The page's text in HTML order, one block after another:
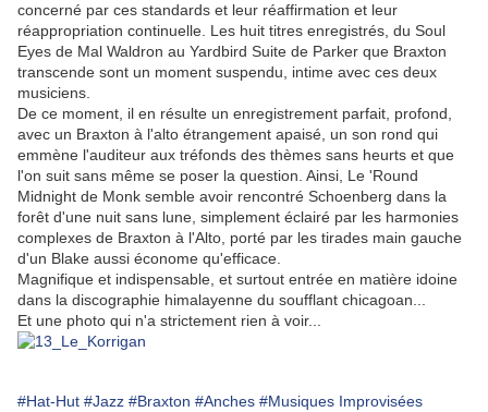
concerné par ces standards et leur réaffirmation et leur
réappropriation continuelle. Les huit titres enregistrés, du Soul
Eyes de Mal Waldron au Yardbird Suite de Parker que Braxton
transcende sont un moment suspendu, intime avec ces deux
musiciens.
De ce moment, il en résulte un enregistrement parfait, profond,
avec un Braxton à l'alto étrangement apaisé, un son rond qui
emmène l'auditeur aux tréfonds des thèmes sans heurts et que
l'on suit sans même se poser la question. Ainsi, Le 'Round
Midnight de Monk semble avoir rencontré Schoenberg dans la
forêt d'une nuit sans lune, simplement éclairé par les harmonies
complexes de Braxton à l'Alto, porté par les tirades main gauche
d'un Blake aussi économe qu'efficace.
Magnifique et indispensable, et surtout entrée en matière idoine
dans la discographie himalayenne du soufflant chicagoan...
Et une photo qui n'a strictement rien à voir...
#Hat-Hut #Jazz #Braxton #Anches #Musiques Improvisées